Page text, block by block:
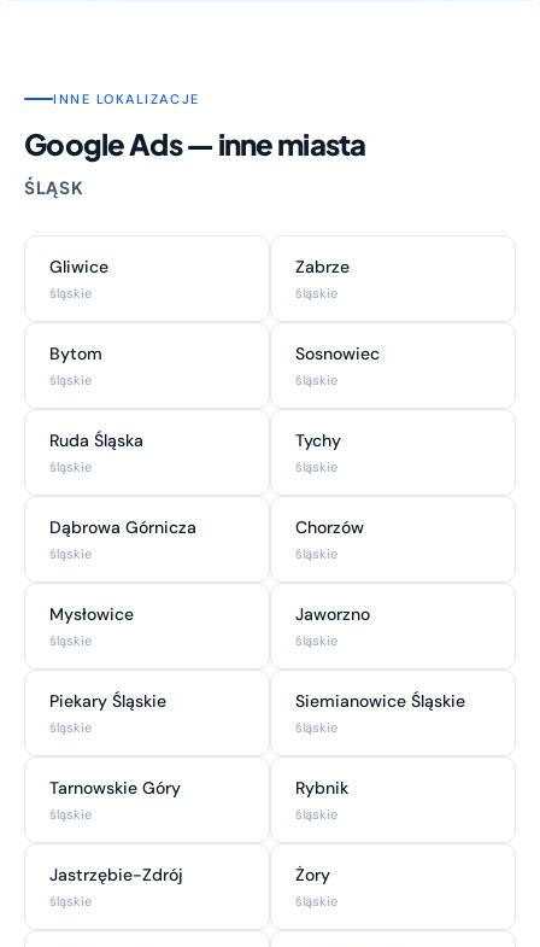
INNE LOKALIZACJE
Google Ads — inne miasta
ŚLĄSK
Gliwice
śląskie
Zabrze
śląskie
Bytom
śląskie
Sosnowiec
śląskie
Ruda Śląska
śląskie
Tychy
śląskie
Dąbrowa Górnicza
śląskie
Chorzów
śląskie
Mysłowice
śląskie
Jaworzno
śląskie
Piekary Śląskie
śląskie
Siemianowice Śląskie
śląskie
Tarnowskie Góry
śląskie
Rybnik
śląskie
Jastrzębie-Zdrój
śląskie
Żory
śląskie